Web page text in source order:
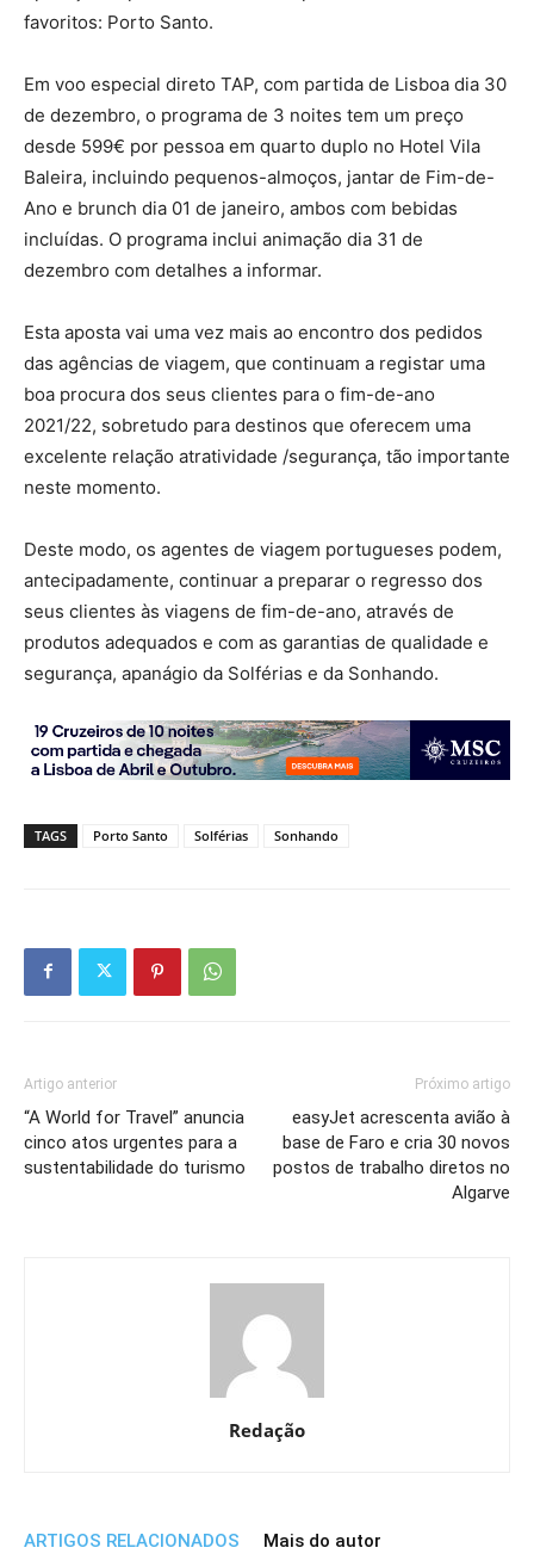
favoritos: Porto Santo.
Em voo especial direto TAP, com partida de Lisboa dia 30
de dezembro, o programa de 3 noites tem um preço
desde 599€ por pessoa em quarto duplo no Hotel Vila
Baleira, incluindo pequenos-almoços, jantar de Fim-de-
Ano e brunch dia 01 de janeiro, ambos com bebidas
incluídas. O programa inclui animação dia 31 de
dezembro com detalhes a informar.
Esta aposta vai uma vez mais ao encontro dos pedidos
das agências de viagem, que continuam a registar uma
boa procura dos seus clientes para o fim-de-ano
2021/22, sobretudo para destinos que oferecem uma
excelente relação atratividade /segurança, tão importante
neste momento.
Deste modo, os agentes de viagem portugueses podem,
antecipadamente, continuar a preparar o regresso dos
seus clientes às viagens de fim-de-ano, através de
produtos adequados e com as garantias de qualidade e
segurança, apanágio da Solférias e da Sonhando.
TAGS Porto Santo Solférias Sonhando
Artigo anterior
“A World for Travel” anuncia
cinco atos urgentes para a
sustentabilidade do turismo
Próximo artigo
easyJet acrescenta avião à
base de Faro e cria 30 novos
postos de trabalho diretos no
Algarve
Redação
ARTIGOS RELACIONADOS Mais do autor